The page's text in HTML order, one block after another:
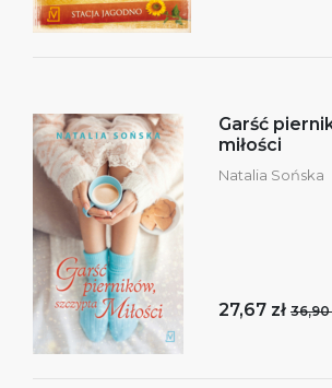
Garść
miłości
Natalia Sońska
27,67 zł 36,90